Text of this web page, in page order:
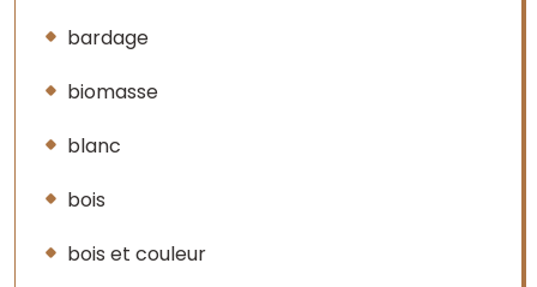
bardage
biomasse
blanc
bois
bois et couleur